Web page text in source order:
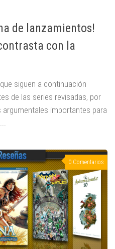
de lanzamientos!
con la
siguen a continuación
de las series revisadas, por
argumentales importantes para
0 Comentarios